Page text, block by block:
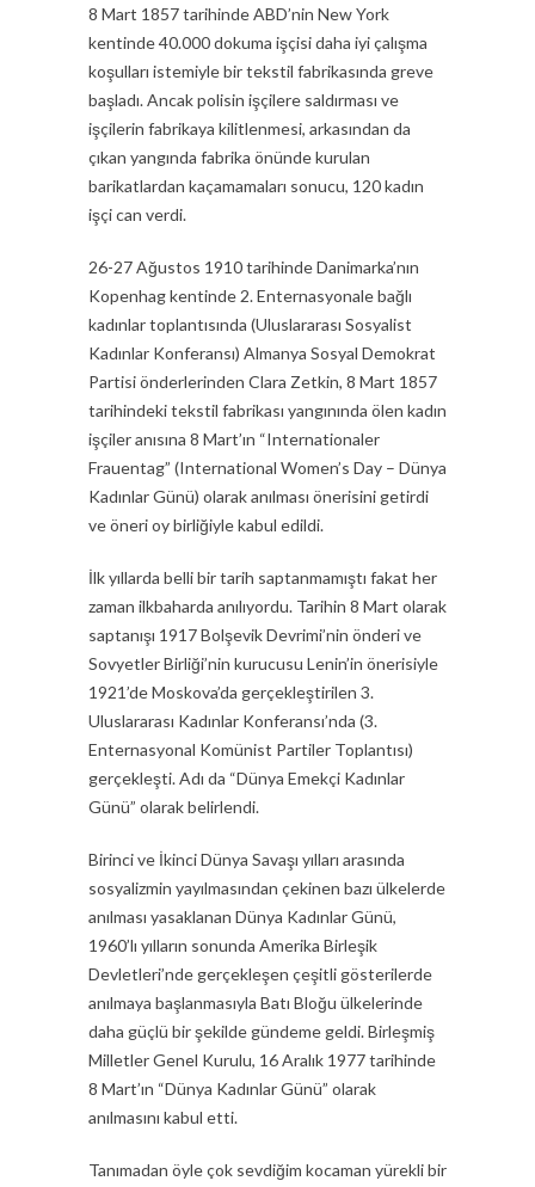
8 Mart 1857 tarihinde ABD’nin New York
kentinde 40.000 dokuma işçisi daha iyi çalışma
koşulları istemiyle bir tekstil fabrikasında greve
başladı. Ancak polisin işçilere saldırması ve
işçilerin fabrikaya kilitlenmesi, arkasından da
çıkan yangında fabrika önünde kurulan
barikatlardan kaçamamaları sonucu, 120 kadın
işçi can verdi.
26-27 Ağustos 1910 tarihinde Danimarka’nın
Kopenhag kentinde 2. Enternasyonale bağlı
kadınlar toplantısında (Uluslararası Sosyalist
Kadınlar Konferansı) Almanya Sosyal Demokrat
Partisi önderlerinden Clara Zetkin, 8 Mart 1857
tarihindeki tekstil fabrikası yangınında ölen kadın
işçiler anısına 8 Mart’ın “Internationaler
Frauentag” (International Women’s Day – Dünya
Kadınlar Günü) olarak anılması önerisini getirdi
ve öneri oy birliğiyle kabul edildi.
İlk yıllarda belli bir tarih saptanmamıştı fakat her
zaman ilkbaharda anılıyordu. Tarihin 8 Mart olarak
saptanışı 1917 Bolşevik Devrimi’nin önderi ve
Sovyetler Birliği’nin kurucusu Lenin’in önerisiyle
1921’de Moskova’da gerçekleştirilen 3.
Uluslararası Kadınlar Konferansı’nda (3.
Enternasyonal Komünist Partiler Toplantısı)
gerçekleşti. Adı da “Dünya Emekçi Kadınlar
Günü” olarak belirlendi.
Birinci ve İkinci Dünya Savaşı yılları arasında
sosyalizmin yayılmasından çekinen bazı ülkelerde
anılması yasaklanan Dünya Kadınlar Günü,
1960’lı yılların sonunda Amerika Birleşik
Devletleri’nde gerçekleşen çeşitli gösterilerde
anılmaya başlanmasıyla Batı Bloğu ülkelerinde
daha güçlü bir şekilde gündeme geldi. Birleşmiş
Milletler Genel Kurulu, 16 Aralık 1977 tarihinde
8 Mart’ın “Dünya Kadınlar Günü” olarak
anılmasını kabul etti.
Tanımadan öyle çok sevdiğim kocaman yürekli bir